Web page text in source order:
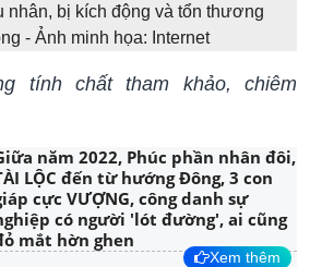
nhân, bị kích động và tổn thương
- Ảnh minh họa: Internet
tính chất tham khảo, chiêm
năm 2022, Phúc phần nhân đôi,
LỘC đến từ hướng Đông, 3 con
cực VƯỢNG, công danh sự
có người 'lót đường', ai cũng
mắt hờn ghen
Xem thêm